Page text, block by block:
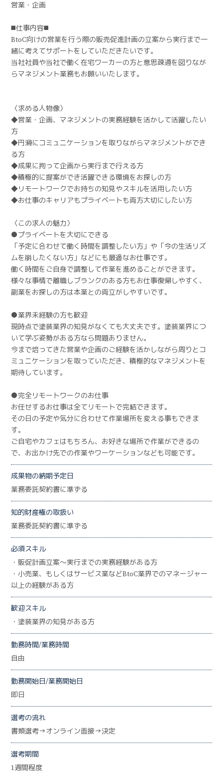
営業・企画
◼️仕事内容◼️
BtoC向けの営業を行う際の販売促進計画の立案から実行まで一
緒に考えてサポートをしていただきたいです。
当社社員や当社で働く在宅ワーカーの方と意思疎通を図りなが
らマネジメント業務もお願いいたします。
〈求める人物像〉
◆営業・企画、マネジメントの実務経験を活かして活躍したい
方
◆円滑にコミュニケーションを取りながらマネジメントができ
る方
◆成果に拘って企画から実行まで行える方
◆積極的に提案ができ活躍できる環境をお探しの方
◆リモートワークでお持ちの知見やスキルを活用したい方
◆お仕事のキャリアもプライベートも両方大切にしたい方
〈この求人の魅力〉
●プライベートを大切にできる
「予定に合わせて働く時間を調整したい方」や「今の生活リズ
ムを崩したくない方」などにも最適なお仕事です。
働く時間をご自身で調整して作業を進めることができます。
様々な事情で離職しブランクのある方もお仕事復帰しやすく、
副業をお探しの方は本業との両立がしやすいです。
●業界未経験の方も歓迎
現時点で塗装業界の知見がなくても大丈夫です。塗装業界につ
いて学ぶ姿勢がある方なら問題ありません。
今まで培ってきた営業や企画のご経験を活かしながら周りとコ
ミュニケーションを取っていただき、積極的なマネジメントを
期待しています。
●完全リモートワークのお仕事
お任せするお仕事は全てリモートで完結できます。
その日の予定や気分に合わせて作業場所を変える事もできま
す。
ご自宅やカフェはもちろん、お好きな場所で作業ができるの
で、お出かけ先での作業やワーケーションなども可能です。
成果物の納期予定日
業務委託契約書に準ずる
知的財産権の取扱い
業務委託契約書に準ずる
必須スキル
・販促計画立案～実行までの実務経験がある方
・小売業、もしくはサービス業などBtoC業界でのマネージャー
以上の経験がある方
歓迎スキル
・塗装業界の知見がある方
勤務時間/業務時間
自由
勤務開始日/業務開始日
即日
選考の流れ
書類選考→オンライン面接→決定
選考期間
1週間程度